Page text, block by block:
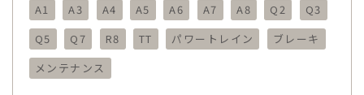
A1 A3 A4 A5 A6 A7 A8 Q2
Q3
Q5
Q7 R8 TT パワートレイン
ブレーキ
メンテナンス